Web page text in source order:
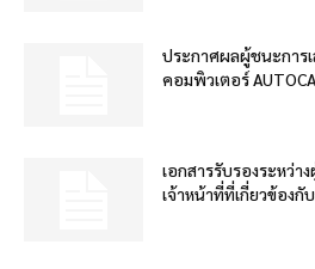
ประกาศผลผู้ชนะการ
คอมพิวเตอร์
เอกสารรับรองระหว่า
เจ้าหน้าที่ที่เกี่ยวข้องกั